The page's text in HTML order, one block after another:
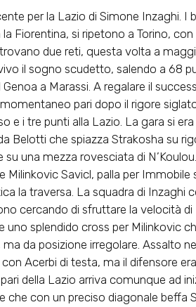
per la Lazio di Simone Inzaghi. I
Fiorentina, si ripetono a Torino,
due reti, questa volta a
il sogno scudetto, salendo a 68
a Marassi. A regalare il
pari dopo il rigore
e i tre punti alla Lazio. La gara si
Belotti che spiazza Strakosha su
una mezza rovesciata di
Milinkovic Savicl, palla per
la traversa. La squadra di Inzaghi
cercando di sfruttare la velocità di
uno splendido cross per Milinkovic
da posizione irregolare. Assalto
con Acerbi di testa, ma il difensore
della Lazio arriva comunque ad
che con un preciso diagonale beffa